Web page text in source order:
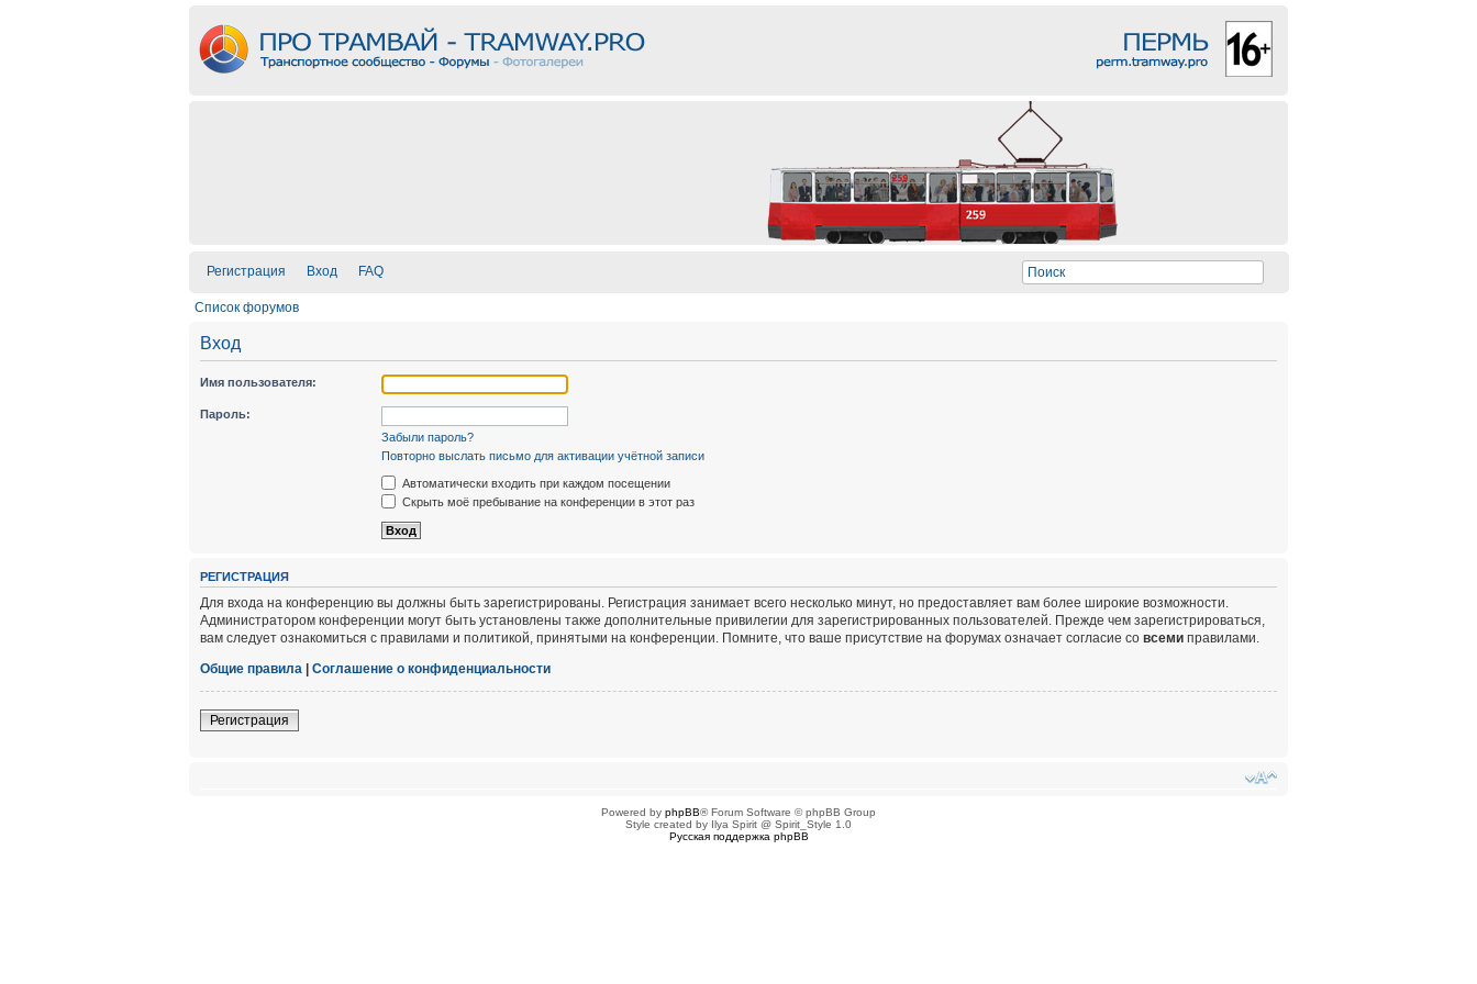
Регистрация Вход FAQ
Список форумов
Вход
Имя пользователя:
Пароль:
Забыли пароль?
Повторно выслать письмо для активации учётной записи
Автоматически входить при каждом посещении
Скрыть моё пребывание на конференции в этот раз
РЕГИСТРАЦИЯ
Для входа на конференцию вы должны быть зарегистрированы. Регистрация занимает всего несколько минут, но предоставляет вам более широкие возможности.
Администратором конференции могут быть установлены также дополнительные привилегии для зарегистрированных пользователей. Прежде чем зарегистрироваться,
вам следует ознакомиться с правилами и политикой, принятыми на конференции. Помните, что ваше присутствие на форумах означает согласие со всеми правилами.
Общие правила | Соглашение о конфиденциальности
Регистрация
Powered by phpBB® Forum Software © phpBB Group
Style created by Ilya Spirit @ Spirit_Style 1.0
Русская поддержка phpBB